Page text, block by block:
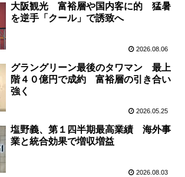
大阪観光 富裕層や国内客に的 猛暑
を逆手「クール」で誘致へ
2026.08.06
グラングリーン最後のタワマン 最上
階４０億円で成約 富裕層の引き合い
強く
2026.05.25
塩野義、第１四半期最高業績 海外事
業と統合効果で増収増益
2026.08.03